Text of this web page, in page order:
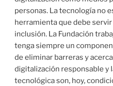
personas. La tecnología no
herramienta que debe servir
inclusión. La Fundación
tenga siempre un
de eliminar barreras y
digitalización responsable y
tecnológica son, hoy,